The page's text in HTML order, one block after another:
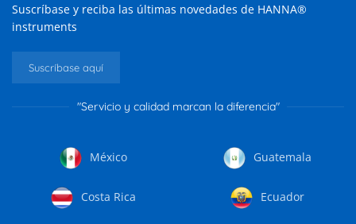
Suscríbase y reciba las últimas novedades de HANNA®
instruments
Suscríbase aquí
"Servicio y calidad marcan la diferencia"
México Guatemala
Costa Rica Ecuador